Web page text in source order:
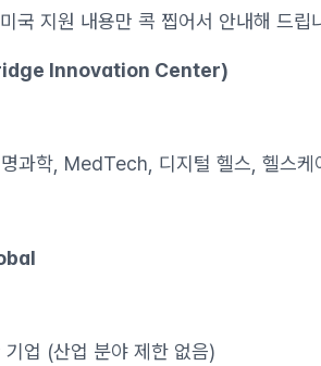
국 지원 내용만 콕 찝어서 안내해 드립
Innovation Center)
과학, MedTech, 디지털 헬스, 헬스케
업 (산업 분야 제한 없음)